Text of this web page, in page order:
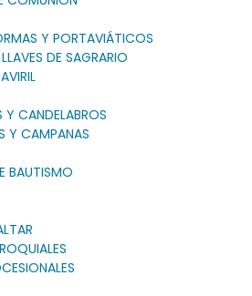
Y PORTAVIÁTICOS
DE SAGRARIO
Y CANDELABROS
Y CAMPANAS
BAUTISMO